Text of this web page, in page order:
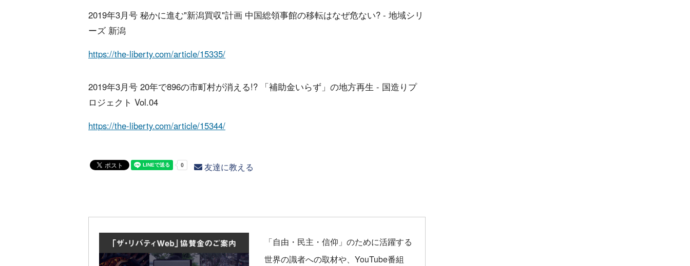
2019年3月号 秘かに進む"新潟買収"計画 中国総領事館の移転はなぜ危ない? - 地域シリ
ーズ 新潟
https://the-liberty.com/article/15335/
2019年3月号 20年で896の市町村が消える!? 「補助金いらず」の地方再生 - 国造りプ
ロジェクト Vol.04
https://the-liberty.com/article/15344/
友達に教える
「自由・民主・信仰」のために活躍する
世界の識者への取材や、YouTube番組